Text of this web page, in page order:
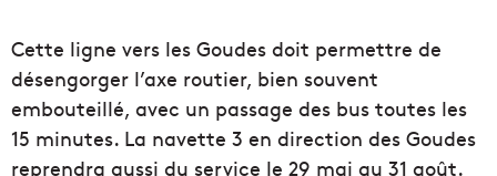
Cette ligne vers les Goudes doit permettre de
désengorger l’axe routier, bien souvent
embouteillé, avec un passage des bus toutes les
15 minutes. La navette 3 en direction des Goudes
reprendra aussi du service le 29 mai au 31 août.